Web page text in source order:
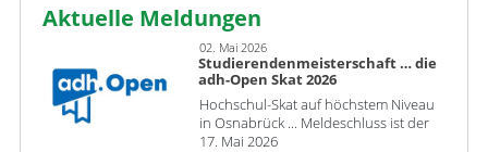
Aktuelle Meldungen
02. Mai 2026
Studierendenmeisterschaft … die
adh-Open Skat 2026
Hochschul-Skat auf höchstem Niveau
in Osnabrück ... Meldeschluss ist der
17. Mai 2026